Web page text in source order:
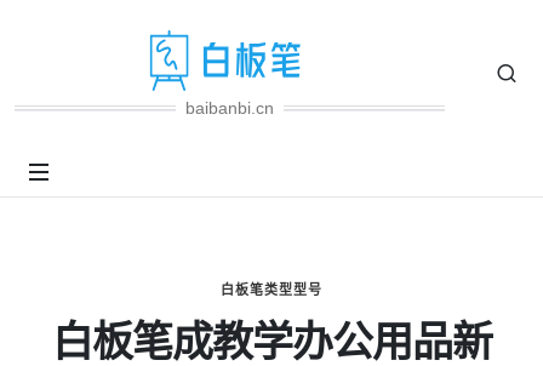
baibanbi.cn
白板笔类型型号
白板笔成教学办公用品新